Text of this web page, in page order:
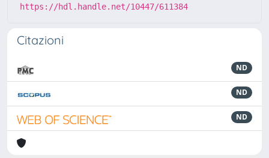
https://hdl.handle.net/10447/611384
Citazioni
ND
ND
ND